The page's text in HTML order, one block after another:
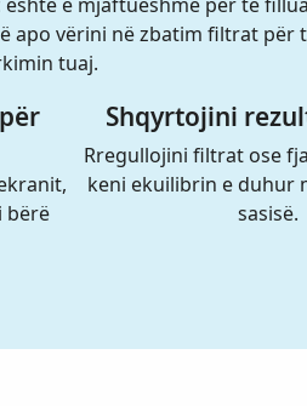
apo vërini në zbatim filtrat për
tuaj.
bërë
Shqyrtojini
Rregullojini filtrat ose
keni ekuilibrin e duhur
sasisë.